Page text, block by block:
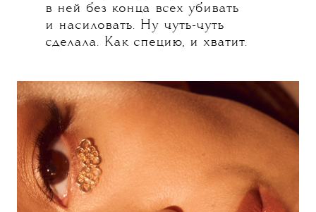
в ней без конца всех убивать
и насиловать. Ну чуть-чуть
сделала. Как специю, и хватит.